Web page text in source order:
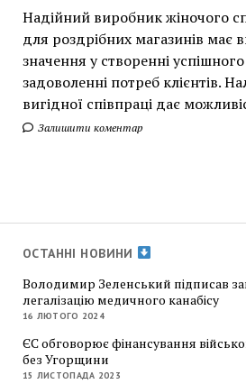
Надійний виробник жіночого
для роздрібних магазинів має
значення у створенні успішного
задоволенні потреб клієнтів.
вигідної співпраці дає
Залишити коментар
ОСТАННІ НОВИНИ
Володимир Зеленський підписав
легалізацію медичного канабісу
16 ЛЮТОГО 2024
ЄС обговорює фінансування
без Угорщини
15 ЛИСТОПАДА 2023